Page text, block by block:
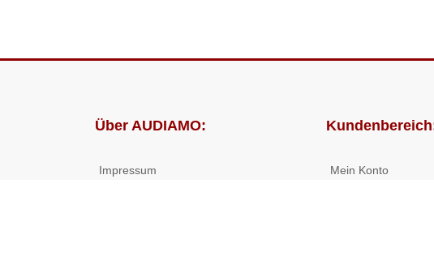
Über AUDIAMO:
Impressum
Mein Konto